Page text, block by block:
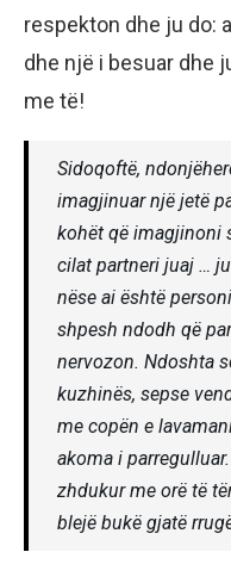
respekton dhe ju do:
dhe një i besuar dhe
me të!
Sidoqoftë,
imagjinuar një jetë
kohët që imagjinoni
cilat partneri juaj …
nëse ai është
shpesh ndodh që
nervozon. Ndoshta
kuzhinës, sepse
me copën e
akoma i
zhdukur me orë të
blejë bukë gjatë